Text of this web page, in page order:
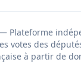
Plateforme
votes des
à partir de